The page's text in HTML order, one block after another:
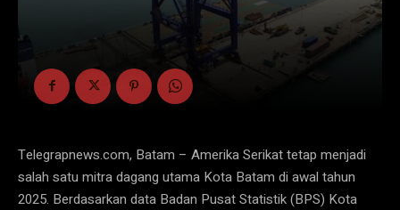
Telegrapnews.com, Batam – Amerika Serikat tetap menjadi
salah satu mitra dagang utama Kota Batam di awal tahun
2025. Berdasarkan data Badan Pusat Statistik (BPS) Kota